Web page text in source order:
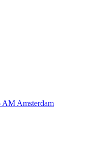
Amsterdam